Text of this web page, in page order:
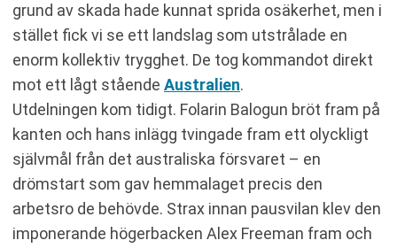
grund av skada hade kunnat sprida osäkerhet, men i
stället fick vi se ett landslag som utstrålade en
enorm kollektiv trygghet. De tog kommandot direkt
mot ett lågt stående Australien.
Utdelningen kom tidigt. Folarin Balogun bröt fram på
kanten och hans inlägg tvingade fram ett olyckligt
självmål från det australiska försvaret – en
drömstart som gav hemmalaget precis den
arbetsro de behövde. Strax innan pausvilan klev den
imponerande högerbacken Alex Freeman fram och